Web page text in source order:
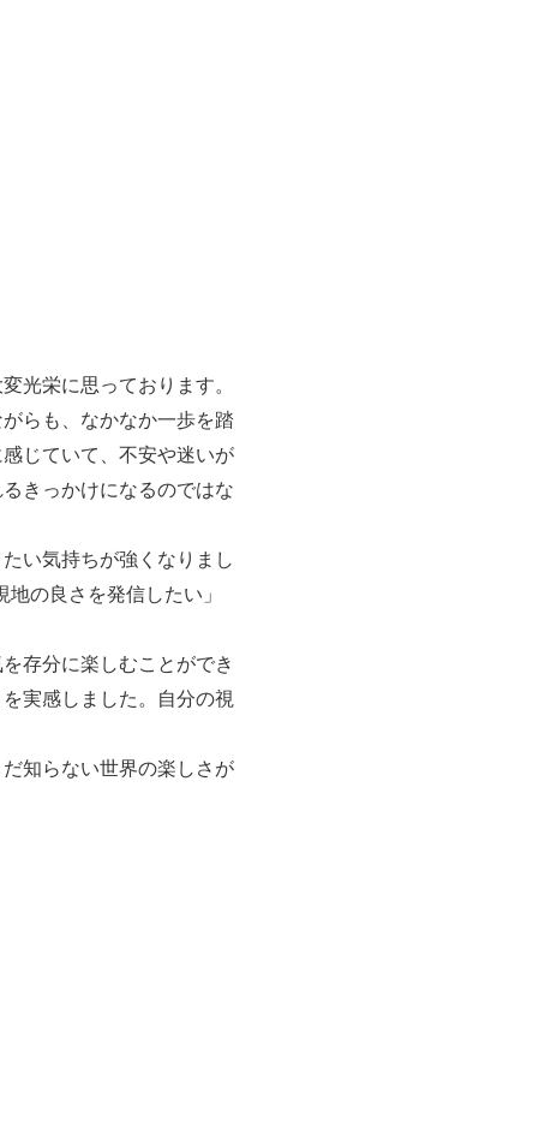
光栄に思っております。
らも、なかなか一歩を踏
じていて、不安や迷いが
きっかけになるのではな
い気持ちが強くなりまし
の良さを発信したい」
存分に楽しむことができ
実感しました。自分の視
知らない世界の楽しさが